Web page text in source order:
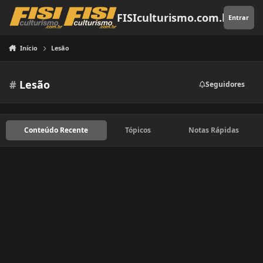
Pular para o conteúdo
FISIculturismo.com.brEntrar
Início Lesão
#Lesão Seguidores
Conteúdo Recente Tópicos Notas Rápidas